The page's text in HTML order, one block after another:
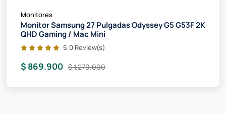
Monitores
Monitor Samsung 27 Pulgadas Odyssey G5 G53F 2K
QHD Gaming / Mac Mini
5.0 Review(s)
$ 869.900 $ 1.270.000